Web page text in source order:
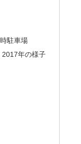
駐車場
2017年の様子